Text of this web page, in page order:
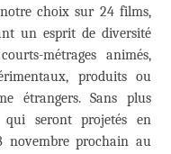
choix sur 24 films,
un esprit de diversité
métrages animés,
produits ou
étrangers. Sans plus
seront projetés en
novembre prochain au